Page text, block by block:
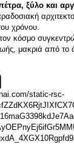
ξύλο και
χρόνου.
κόσμο
μακριά από το